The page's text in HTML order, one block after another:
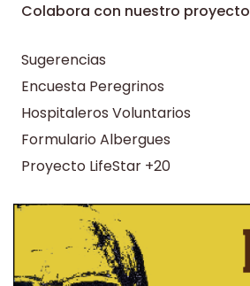
Colabora con nuestro proyecto
Sugerencias
Encuesta Peregrinos
Hospitaleros Voluntarios
Formulario Albergues
Proyecto LifeStar +20